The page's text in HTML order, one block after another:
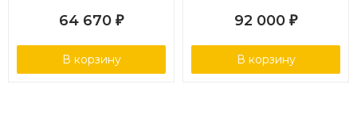
64 670 ₽
В корзину
92 000 ₽
В корзину